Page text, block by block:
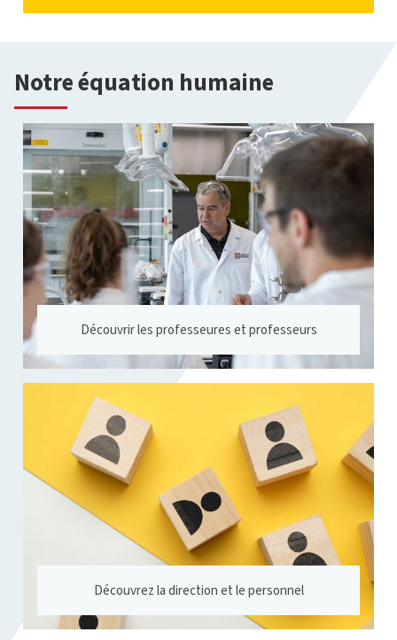
Notre équation humaine
Découvrir les professeures et professeurs
Découvrez la direction et le personnel